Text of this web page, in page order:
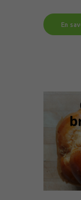
En